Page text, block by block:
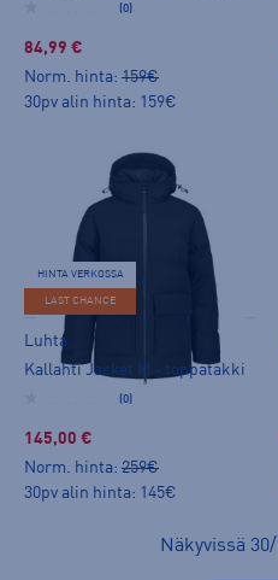
(0)
84,99 €
Norm. hinta: 159€
30pv alin hinta: 159€
HINTA VERKOSSA
LAST CHANCE
Luhta
Kallahti Jacket M - toppatakki
(0)
145,00 €
Norm. hinta: 259€
30pv alin hinta: 145€
Näkyvissä 30/